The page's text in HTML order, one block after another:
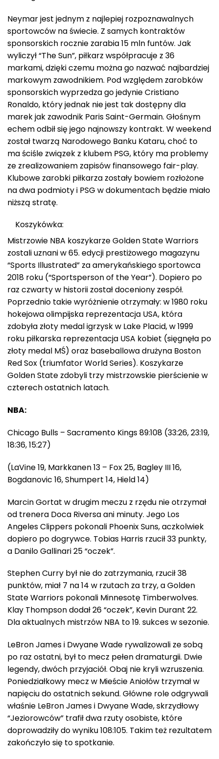
Neymar jest jednym z najlepiej rozpoznawalnych
sportowców na świecie. Z samych kontraktów
sponsorskich rocznie zarabia 15 mln funtów. Jak
wyliczył “The Sun”, piłkarz współpracuje z 36
markami, dzięki czemu można go nazwać najbardziej
markowym zawodnikiem. Pod względem zarobków
sponsorskich wyprzedza go jedynie Cristiano
Ronaldo, który jednak nie jest tak dostępny dla
marek jak zawodnik Paris Saint-Germain. Głośnym
echem odbił się jego najnowszy kontrakt. W weekend
został twarzą Narodowego Banku Kataru, choć to
ma ściśle związek z klubem PSG, który ma problemy
ze zrealizowaniem zapisów finansowego fair-play.
Klubowe zarobki piłkarza zostały bowiem rozłożone
na dwa podmioty i PSG w dokumentach będzie miało
niższą stratę.
Koszykówka:
Mistrzowie NBA koszykarze Golden State Warriors
zostali uznani w 65. edycji prestiżowego magazynu
“Sports Illustrated” za amerykańskiego sportowca
2018 roku (“Sportsperson of the Year”). Dopiero po
raz czwarty w historii został doceniony zespół.
Poprzednio takie wyróżnienie otrzymały: w 1980 roku
hokejowa olimpijska reprezentacja USA, która
zdobyła złoty medal igrzysk w Lake Placid, w 1999
roku piłkarska reprezentacja USA kobiet (sięgnęła po
złoty medal MŚ) oraz baseballowa drużyna Boston
Red Sox (triumfator World Series). Koszykarze
Golden State zdobyli trzy mistrzowskie pierścienie w
czterech ostatnich latach.
NBA:
Chicago Bulls – Sacramento Kings 89:108 (33:26, 23:19,
18:36, 15:27)
(LaVine 19, Markkanen 13 – Fox 25, Bagley III 16,
Bogdanovic 16, Shumpert 14, Hield 14)
Marcin Gortat w drugim meczu z rzędu nie otrzymał
od trenera Doca Riversa ani minuty. Jego Los
Angeles Clippers pokonali Phoenix Suns, aczkolwiek
dopiero po dogrywce. Tobias Harris rzucił 33 punkty,
a Danilo Gallinari 25 “oczek”.
Stephen Curry był nie do zatrzymania, rzucił 38
punktów, miał 7 na 14 w rzutach za trzy, a Golden
State Warriors pokonali Minnesotę Timberwolves.
Klay Thompson dodał 26 “oczek”, Kevin Durant 22.
Dla aktualnych mistrzów NBA to 19. sukces w sezonie.
LeBron James i Dwyane Wade rywalizowali ze sobą
po raz ostatni, był to mecz pełen dramaturgii. Dwie
legendy, dwóch przyjaciół. Obaj nie kryli wzruszenia.
Poniedziałkowy mecz w Mieście Aniołów trzymał w
napięciu do ostatnich sekund. Główne role odgrywali
właśnie LeBron James i Dwyane Wade, skrzydłowy
“Jeziorowców” trafił dwa rzuty osobiste, które
doprowadziły do wyniku 108:105. Takim też rezultatem
zakończyło się to spotkanie.